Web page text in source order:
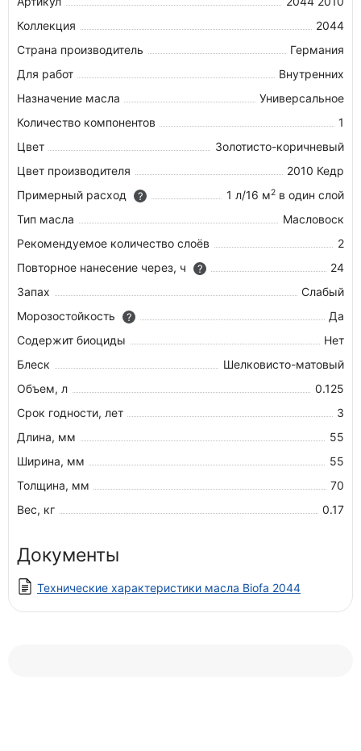
Коллекция
2044
Страна производитель
Германия
Для работ
Внутренних
Назначение масла
Универсальное
Количество компонентов
1
Цвет
Золотисто-коричневый
Цвет производителя
2010 Кедр
Примерный расход
? 1 л/16 м2 в один слой
Тип масла
Масловоск
Рекомендуемое количество слоёв
2
Повторное нанесение через, ч
?
24
Запах
Слабый
Морозостойкость
?
Да
Содержит биоциды
Нет
Блеск
Шелковисто-матовый
Объем, л
0.125
Срок годности, лет
3
Длина, мм
55
Ширина, мм
55
Толщина, мм
70
Вес, кг
0.17
Документы
Технические характеристики масла Biofa 2044